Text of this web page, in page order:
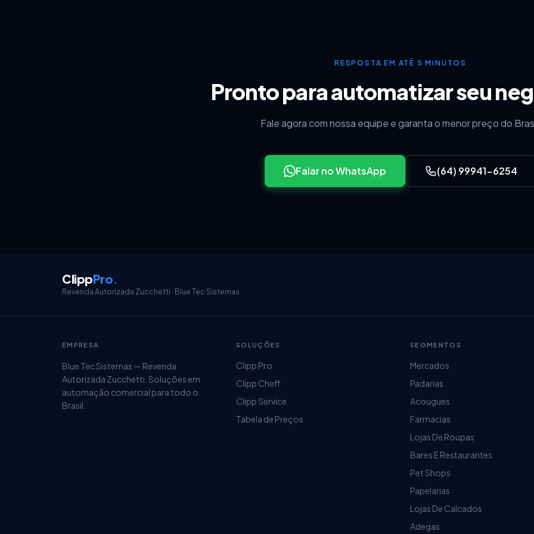
RESPOSTA EM ATÉ 5 MINUTOS
Pronto para automatizar seu
Fale agora com nossa equipe e garanta o menor preço do
Falar no WhatsApp (64) 99941-6254
ClippPro.
Revenda Autorizada Zucchetti · Blue Tec Sistemas
EMPRESA
Blue Tec Sistemas — Revenda
Autorizada Zucchetti. Soluções em
automação comercial para todo o
Brasil.
SOLUÇÕES
Clipp Pro
Clipp Cheff
Clipp Service
Tabela de Preços
SEGMENTOS
Mercados
Padarias
Acougues
Farmacias
Lojas De Roupas
Bares E Restaurantes
Pet Shops
Papelarias
Lojas De Calcados
Adegas